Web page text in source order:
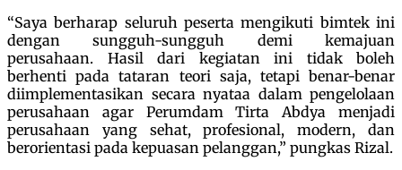
“Saya berharap seluruh peserta mengikuti bimtek ini
dengan sungguh-sungguh demi kemajuan
perusahaan. Hasil dari kegiatan ini tidak boleh
berhenti pada tataran teori saja, tetapi benar-benar
diimplementasikan secara nyataa dalam pengelolaan
perusahaan agar Perumdam Tirta Abdya menjadi
perusahaan yang sehat, profesional, modern, dan
berorientasi pada kepuasan pelanggan,” pungkas Rizal.